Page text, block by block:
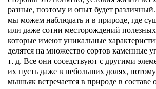
разные, поэтому и опыт будет
мы можем наблюдать и в природе, где
или даже сотни месторождений
которые имеют уникальные
делятся на множество сортов каменные
т. д. Все они соседствуют с другими
их пусть даже в небольших долях,
мышьяк встречается в природе в составе